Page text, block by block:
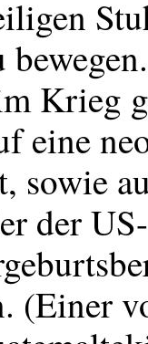
Krieg
eine
sowie
der
(Einer